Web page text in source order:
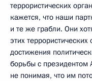
террористических
кажется, что наши
и те же грабли. Они
этих
достижения
борьбы с президентом
не понимая, что им